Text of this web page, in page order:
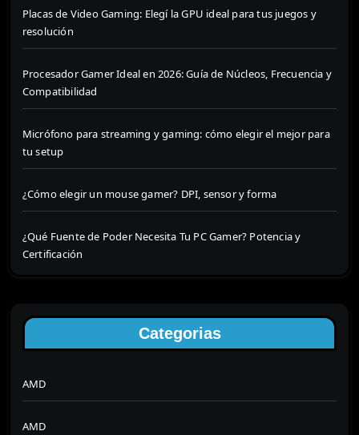
Placas de Video Gaming: Elegí la GPU ideal para tus juegos y
resolución
Procesador Gamer Ideal en 2026: Guía de Núcleos, Frecuencia y
Compatibilidad
Micrófono para streaming y gaming: cómo elegir el mejor para
tu setup
¿Cómo elegir un mouse gamer? DPI, sensor y forma
¿Qué Fuente de Poder Necesita Tu PC Gamer? Potencia y
Certificación
Categorias
AMD
AMD